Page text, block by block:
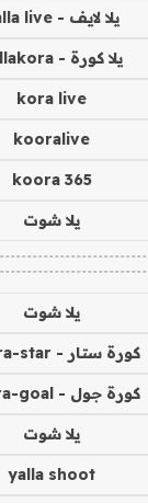
يلا لايف - yalla live
يلا كورة - yallakora
kora live
kooralive
koora 365
يلا شوت
يلا شوت
كورة ستار - koora-star
كورة جول - koora-goal
يلا شوت
yalla shoot